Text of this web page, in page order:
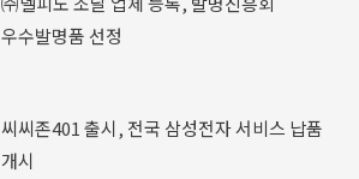
우수발명품 선정
씨씨존401 출시, 전국 삼성전자 서비스 납품
개시